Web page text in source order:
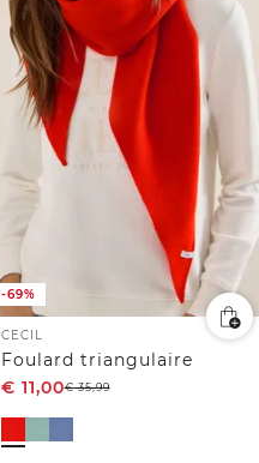
-69%
CECIL
Foulard triangulaire
€ 11,00€35,99